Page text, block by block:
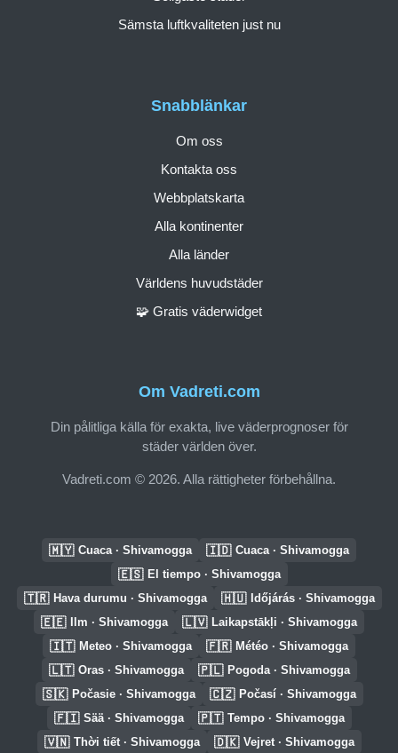
Om Vadreti.com
Din pålitliga källa för exakta, live väderprognoser för
städer världen över.
Vadreti.com © 2026. Alla rättigheter förbehållna.
Snabblänkar
Om oss
Kontakta oss
Webbplatskarta
Alla kontinenter
Alla länder
Världens huvudstäder
🧩 Gratis väderwidget
Sämsta luftkvaliteten just nu
🇲🇾 Cuaca · Shivamogga 🇮🇩 Cuaca · Shivamogga
🇪🇸 El tiempo · Shivamogga
🇹🇷 Hava durumu · Shivamogga 🇭🇺 Időjárás · Shivamogga
🇪🇪 Ilm · Shivamogga 🇱🇻 Laikapstākļi · Shivamogga
🇮🇹 Meteo · Shivamogga 🇫🇷 Météo · Shivamogga
🇱🇹 Oras · Shivamogga 🇵🇱 Pogoda · Shivamogga
🇸🇰 Počasie · Shivamogga 🇨🇿 Počasí · Shivamogga
🇫🇮 Sää · Shivamogga 🇵🇹 Tempo · Shivamogga
🇻🇳 Thời tiết · Shivamogga 🇩🇰 Vejret · Shivamogga